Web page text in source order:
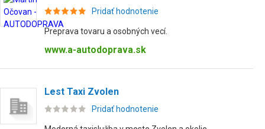
Pridať hodnotenie
Preprava tovaru a osobných vecí.
www.a-autodoprava.sk
Lest Taxi Zvolen
Pridať hodnotenie